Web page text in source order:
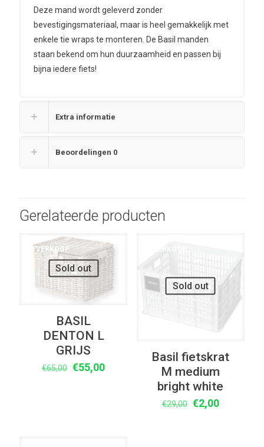
Deze mand wordt geleverd zonder
bevestigingsmateriaal, maar is heel gemakkelijk met
enkele tie wraps te monteren. De Basil manden
staan bekend om hun duurzaamheid en passen bij
bijna iedere fiets!
Extra informatie
Beoordelingen 0
Gerelateerde producten
UITVERKOOP
Sold out
BASIL
DENTON L
GRIJS
€65,00 Oorspronkelijke
€55,00Huidige
Sold out
Basil fietskrat
M medium
bright white
€29,00 €2,00Huidige